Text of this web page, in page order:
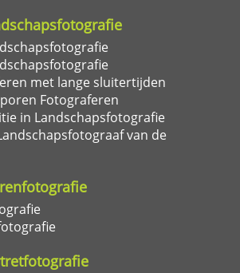
met lange sluitertijden
Fotograferen
in Landschapsfotografie
van de